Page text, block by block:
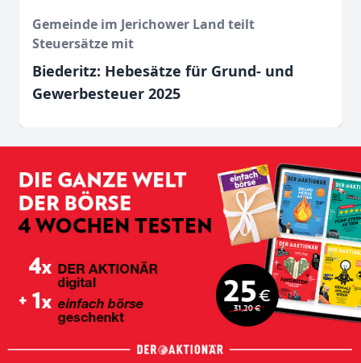
Gemeinde im Jerichower Land teilt
Steuersätze mit
Biederitz: Hebesätze für Grund- und
Gewerbesteuer 2025